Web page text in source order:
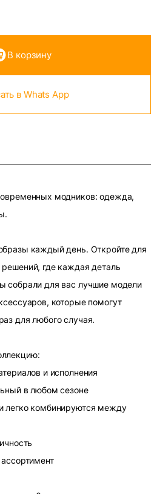
В корзину
в Whats App
модников: одежда,
каждый день. Откройте для
где каждая деталь
собрали для вас лучшие модели
которые помогут
для любого случая.
и исполнения
в любом сезоне
легко комбинируются между